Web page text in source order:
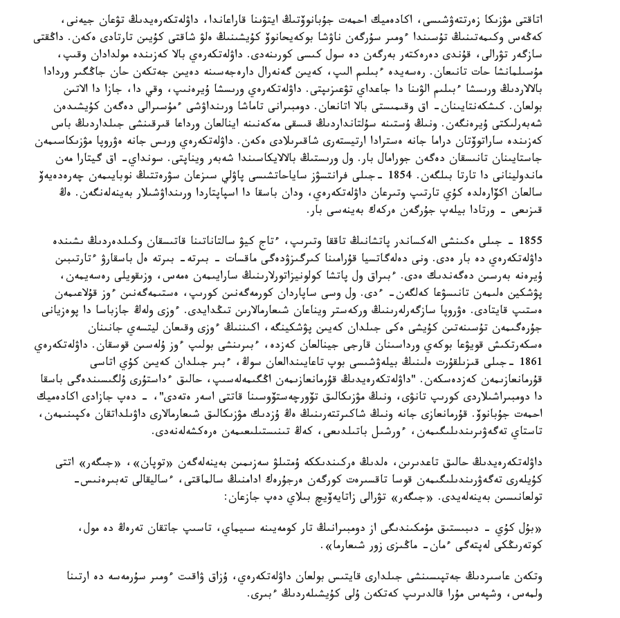
اتاقتى مۋزىكا زەرتتەۋشىسى، اكادەميك احمەت جۇبانوۆتىڭ ايتۋىنا قاراعاندا، داۋلەتكەرەيدىڭ تۋعان جيەنى،
كەڭەس وكىمەتىنىڭ تۇسىندا ءومىر سۇرگەن ناۋشا بوكەيحانوۆ كۇيشىنىڭ ەلۋ شاقتى كۇيىن تارتادى ەكەن. داڭقتى
سازگەر تۋرالى، قۇندى دەرەكتەر بەرگەن دە سول كىسى كورىنەدى. داۋلەتكەرەي بالا كەزىندە مولدادان وقىپ،
مۇسىلمانشا حات تانىعان. رەسەيدە ءبىلىم الىپ، كەيىن گەنەرال دارەجەسىنە دەيىن جەتكەن حان جاڭگىر وردادا
بالالاردىڭ ورىسشا ءبىلىم الۋىنا دا جاعداي تۋعىزىپتى. داۋلەتكەرەي ورىسشا ۇيرەنىپ، وقي دا، جازا دا الاتىن
بولعان. كىشكەنتايىنان- اق وقىمىستى بالا اتانعان. دومبىرانى تاماشا ورىنداۋشى ءمۇسىرالى دەگەن كۇيشىدەن
شەبەرلىكتى ۇيرەنگەن. ونىڭ ۇستىنە سۇلتانداردىڭ قىسقى مەكەنىنە اينالعان ورداعا قىرقىنشى جىلداردىڭ باس
كەزىندە ساراتوۆتان دراما جانە ەسترادا ارتيستەرى شاقىرىلادى ەكەن. داۋلەتكەرەي ورىس جانە ەۋروپا مۋزىكاسىمەن
جاستايىنان تانىسقان دەگەن جورامال بار. ول ورىستىڭ بالالايكاسىندا شەبەر ويناپتى. سونداي- اق گيتارا مەن
ماندولينانى دا تارتا بىلگەن. 1854 -جىلى فرانتسۋز ساياحاتشىسى پاۋلي سىزعان سۋرەتتىڭ نوبايىمەن چەرەدەيەۆ
سالعان اكۆارەلدە كۇي تارتىپ وتىرعان داۋلەتكەرەي، ودان باسقا دا اسپاپتاردا ورىنداۋشىلار بەينەلەنگەن. ەڭ
قىزىعى - ورتادا بيلەپ جۇرگەن ەركەك بەينەسى بار.
1855 - جىلى ەكىنشى الەكساندر پاتشانىڭ تاققا وتىرىپ، ءتاج كيۋ سالتاناتىنا قاتىسقان وكىلدەردىڭ ىشىندە
داۋلەتكەرەي دە بار ەدى. ونى دەلەگاتسيا قۇرامىنا كىرگىزۋدەگى ماقسات - بىرتە- بىرتە ەل باسقارۋ ءتارتىبىن
ۇيرەنە بەرسىن دەگەندىك ەدى. ءبىراق ول پاتشا كولونيزاتورلارىنىڭ سارايىمەن ەمەس، وزىقويلى رەسەيمەن،
پۋشكين ەلىمەن تانىسۋعا كەلگەن- ءدى. ول وسى ساپاردان كورمەگەنىن كورىپ، ەستىمەگەنىن ءوز قۇلاعىمەن
ەستىپ قايتادى. ەۋروپا سازگەرلەرىنىڭ وركەستر ويناعان شىعارمالارىن تىڭدايدى. ءوزى ولەڭ جازباسا دا پوەزيانى
جۇرەگىمەن تۇسىنەتىن كۇيشى ەكى جىلدان كەيىن پۋشكينگە، اكىننىڭ ءوزى وقىعان ليتسەي جانىنان
ەسكەرتكىش قويۋعا بوكەي ورداسىنان قارجى جينالعان كەزدە، ءبىرىنشى بولىپ ءوز ۇلەسىن قوسقان. داۋلەتكەرەي
1861 -جىلى قىزىلقۇرت ەلىنىڭ بيلەۋشىسى بوپ تاعايىندالعان سوڭ، ءبىر جىلدان كەيىن كۇي اتاسى
قۇرمانعازىمەن كەزدەسكەن. "داۋلەتكەرەيدىڭ قۇرمانعازىمەن اڭگىمەلەسىپ، حالىق ءداستۇرى ۇلگىسىندەگى باسقا
دا دومبىراشىلاردى كورىپ تانۋى، ونىڭ مۋزىكالىق تۆورچەستۆوسىنا قاتتى اسەر ەتەدى"، - دەپ جازادى اكادەميك
احمەت جۇبانوۆ. قۇرمانعازى جانە ونىڭ شاكىرتتەرىنىڭ ەڭ ۇزدىك مۋزىكالىق شىعارمالارى داۋىلداتقان ەكپىنىمەن،
تاستاي تەگەۋىرىندىلىگىمەن، ءورشىل باتىلدىعى، كەڭ تىنىستىلىعىمەن ەرەكشەلەنەدى.
داۋلەتكەرەيدىڭ حالىق تاعدىرىن، ەلدىڭ ەركىندىككە ۇمتىلۋ سەزىمىن بەينەلەگەن «توپان»، «جىگەر» اتتى
كۇيلەرى تەگەۋرىندىلىگىمەن قوسا تاقسىرەت كورگەن ەرجۇرەك ادامنىڭ سالماقتى، ءساليقالى تەبىرەنىس-
تولعانىسىن بەينەلەيدى. «جىگەر» تۋرالى زاتايەۆيچ بىلاي دەپ جازعان:
«بۇل كۇي - دىبىستىق مۇمكىندىگى از دومبىرانىڭ تار كومەيىنە سىيماي، تاسىپ جاتقان تەرەڭ دە مول،
كوتەرىڭكى لەپتەگى ءمان- ماڭىزى زور شىعارما».
وتكەن عاسىردىڭ جەتپىسىنشى جىلدارى قايتىس بولعان داۋلەتكەرەي، ۇزاق ۋاقىت ءومىر سۇرمەسە دە ارتىنا
ولمەس، وشپەس مۇرا قالدىرىپ كەتكەن ۇلى كۇيشىلەردىڭ ءبىرى.